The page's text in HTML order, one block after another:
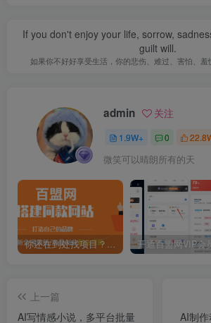
If you don't enjoy your life, sorrow,
guilt will.
如果你不好好享受生活，你的悲伤、难过、害怕、
admin 关注
1.9W+ 0
微笑可以晴朗所有的天
你还在到处找项目？还在当韭菜？我靠卖项目一个月收入5万+，曾经我也是个失败者。
上一篇
AI写情感小说，多平台批量
AI制